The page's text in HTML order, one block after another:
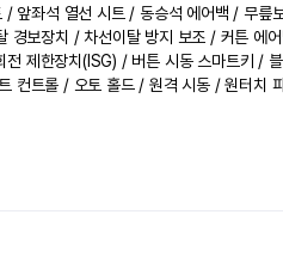
앞좌석 열선 시트 / 동승석 에어백 / 무릎
경보장치 / 차선이탈 방지 보조 / 커튼 에
제한장치(ISG) / 버튼 시동 스마트키 /
컨트롤 / 오토 홀드 / 원격 시동 / 원터치